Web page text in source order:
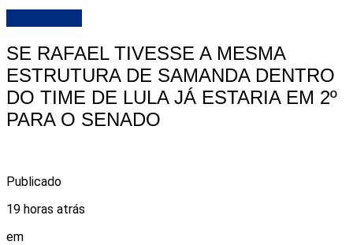
SE RAFAEL TIVESSE A MESMA
ESTRUTURA DE SAMANDA DENTRO
DO TIME DE LULA JÁ ESTARIA EM 2º
PARA O SENADO
Publicado
19 horas atrás
em